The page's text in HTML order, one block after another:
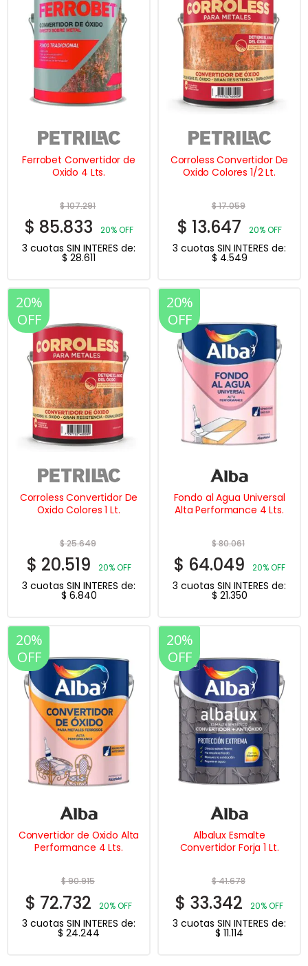
Ferrobet Convertidor de
Oxido 4 Lts.
$107.291
$ 85.833 20% OFF
3 cuotas SIN INTERES de:
$ 28.611
Corroless Convertidor De
Oxido Colores 1/2 Lt.
$17.059
$ 13.647 20% OFF
3 cuotas SIN INTERES de:
$ 4.549
20%
OFF
Corroless Convertidor De
Oxido Colores 1 Lt.
$25.649
$ 20.519 20% OFF
3 cuotas SIN INTERES de:
$ 6.840
20%
OFF
Fondo al Agua Universal
Alta Performance 4 Lts.
$80.061
$ 64.049 20% OFF
3 cuotas SIN INTERES de:
$ 21.350
20%
OFF
Convertidor de Oxido Alta
Performance 4 Lts.
$90.915
$ 72.732 20% OFF
3 cuotas SIN INTERES de:
$ 24.244
20%
OFF
Albalux Esmalte
Convertidor Forja 1 Lt.
$41.678
$ 33.342 20% OFF
3 cuotas SIN INTERES de:
$ 11.114